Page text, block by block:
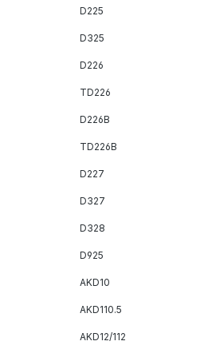
D225
D325
D226
TD226
D226B
TD226B
D227
D327
D328
D925
AKD10
AKD110.5
AKD12/112